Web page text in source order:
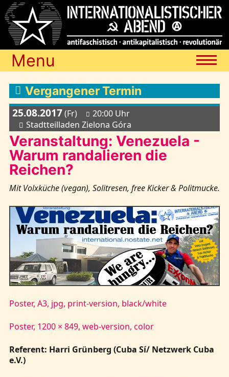
Menu
Termine
Blog
Media
Archiv
Links
Kontakt
Vergangener Termin
25.08.2017(Fr)
20:00 Uhr
Stadtteilladen Zielona Góra
Veranstaltung: Venezuela -
Warum randalieren die
Reichen?
Mit Volxküche (vegan), Solitresen, free Kicker & Politmucke.
Poster, A3, jpg, print-version, black/white
Poster, 1200 × 849, web-version, color
Referent: Harri Grünberg (Cuba Sí/ Netzwerk Cuba
e.V.)